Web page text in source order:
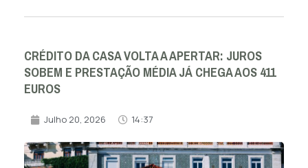
CRÉDITO DA CASA VOLTA A APERTAR: JUROS
SOBEM E PRESTAÇÃO MÉDIA JÁ CHEGA AOS 411
EUROS
Julho 20, 2026 14:37